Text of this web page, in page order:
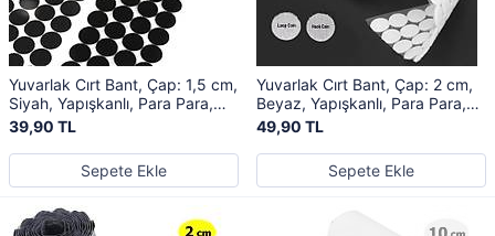
Yuvarlak Cırt Bant, Çap: 1,5 cm,
Siyah, Yapışkanlı, Para Para,
Dişi-Erkek Takım, Cırt Cırtlı Bant
39,90 TL
Sepete Ekle
Yuvarlak Cırt Bant, Çap: 2 cm,
Beyaz, Yapışkanlı, Para Para,
Dişi-Erkek Takım, Cırt Cırtlı Bant
49,90 TL
Sepete Ekle